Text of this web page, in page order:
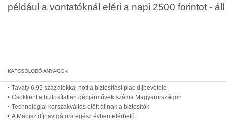
például a vontatóknál eléri a napi 2500 forintot -
Tavaly 6,95 százalékkal nőtt a biztosítási piac díjbevétele
Csökkent a biztosítatlan gépjárművek száma Magyarországon
Technológiai korszakváltás előtt állnak a biztosítók
A Mabisz díjnavigátora egész évben elérhető